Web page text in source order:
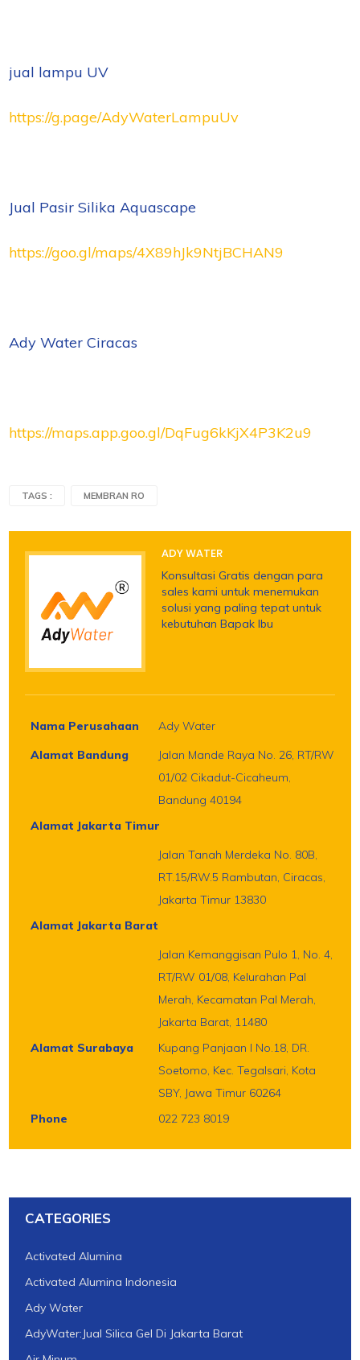
jual lampu UV
https://g.page/AdyWaterLampuUv
Jual Pasir Silika Aquascape
https://goo.gl/maps/4X89hJk9NtjBCHAN9
Ady Water Ciracas
https://maps.app.goo.gl/DqFug6kKjX4P3K2u9
TAGS : MEMBRAN RO
ADY WATER
Konsultasi Gratis dengan para
sales kami untuk menemukan
solusi yang paling tepat untuk
kebutuhan Bapak Ibu
Nama Perusahaan
Ady Water
Alamat Bandung
Jalan Mande Raya No. 26, RT/RW
01/02 Cikadut-Cicaheum,
Bandung 40194
Alamat Jakarta Timur
Jalan Tanah Merdeka No. 80B,
RT.15/RW.5 Rambutan, Ciracas,
Jakarta Timur 13830
Alamat Jakarta Barat
Jalan Kemanggisan Pulo 1, No. 4,
RT/RW 01/08, Kelurahan Pal
Merah, Kecamatan Pal Merah,
Jakarta Barat, 11480
Alamat Surabaya
Kupang Panjaan I No.18, DR.
Soetomo, Kec. Tegalsari, Kota
SBY, Jawa Timur 60264
Phone
022 723 8019
CATEGORIES
Activated Alumina
Activated Alumina Indonesia
Ady Water
AdyWater:Jual Silica Gel Di Jakarta Barat